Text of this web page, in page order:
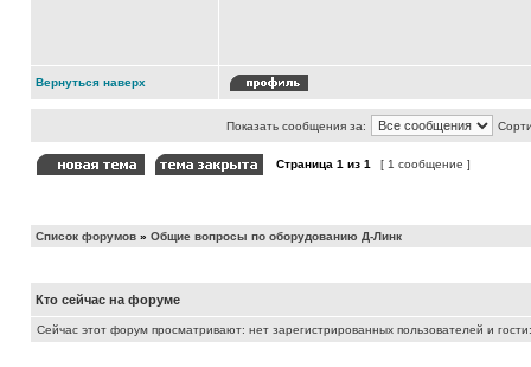
Вернуться наверх
Показать сообщения за:
Страница 1 из 1 [ 1 сообщение ]
Список форумов » Общие вопросы по оборудованию Д-Линк
Кто сейчас на форуме
Сейчас этот форум просматривают: нет зарегистрированных пользователей и